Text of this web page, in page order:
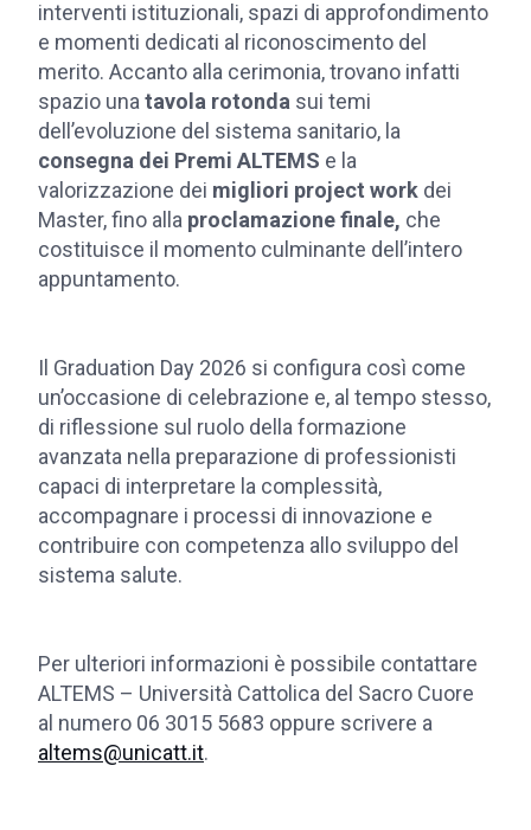
interventi istituzionali, spazi di approfondimento
e momenti dedicati al riconoscimento del
merito. Accanto alla cerimonia, trovano infatti
spazio una tavola rotonda sui temi
dell’evoluzione del sistema sanitario, la
consegna dei Premi ALTEMS e la
valorizzazione dei migliori project work dei
Master, fino alla proclamazione finale, che
costituisce il momento culminante dell’intero
appuntamento.
Il Graduation Day 2026 si configura così come
un’occasione di celebrazione e, al tempo stesso,
di riflessione sul ruolo della formazione
avanzata nella preparazione di professionisti
capaci di interpretare la complessità,
accompagnare i processi di innovazione e
contribuire con competenza allo sviluppo del
sistema salute.
Per ulteriori informazioni è possibile contattare
ALTEMS – Università Cattolica del Sacro Cuore
al numero 06 3015 5683 oppure scrivere a
altems@unicatt.it.